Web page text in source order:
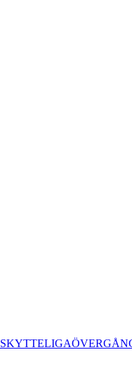
SKYTTELIGA